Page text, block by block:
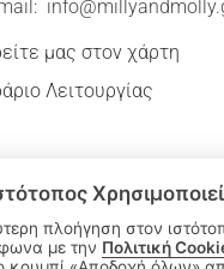
μας στον χάρτη
Λειτουργίας
πλοήγηση στον
με την Πολιτική